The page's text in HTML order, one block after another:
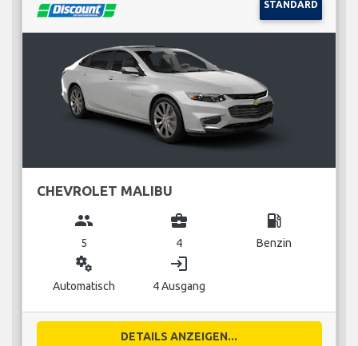
STANDARD
CHEVROLET MALIBU
group
5
business_center
4
local_gas_station
Benzin
miscellaneous_services
Automatisch
login
4 Ausgang
DETAILS ANZEIGEN...